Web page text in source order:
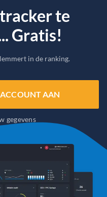
te
Gratis!
in de ranking.
AAN
gegevens